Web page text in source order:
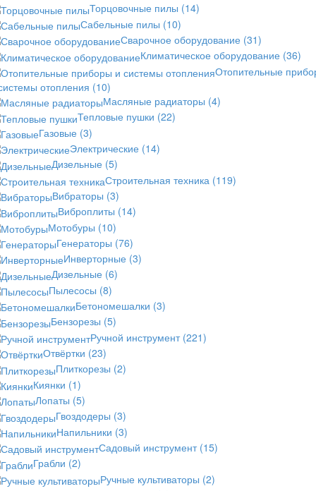
Торцовочные пилы (14)
Сабельные пилы (10)
Сварочное оборудование (31)
Климатическое оборудование (36)
Отопительные
отопления (10)
Масляные радиаторы (4)
Тепловые пушки (22)
Газовые (3)
Электрические (14)
Дизельные (5)
Строительная техника (119)
Вибраторы (3)
Виброплиты (14)
Мотобуры (10)
Генераторы (76)
Инверторные (3)
Дизельные (6)
Пылесосы (8)
Бетономешалки (3)
Бензорезы (5)
Ручной инструмент (221)
Отвёртки (23)
Плиткорезы (2)
Киянки (1)
Лопаты (5)
Гвоздодеры (3)
Напильники (3)
Садовый инструмент (15)
Грабли (2)
Ручные культиваторы (2)